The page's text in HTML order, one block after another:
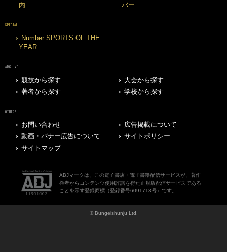
内
バー
SPECIAL
Number SPORTS OF THE
YEAR
ARCHIVE
競技から探す
大会から探す
著者から探す
学校から探す
OTHERS
お問い合わせ
広告掲載について
動画・バナー広告について
サイトポリシー
サイトマップ
ABJマークは、この電子書店・電子書籍配信サービスが、著作
権者からコンテンツ使用許諾を得た正規版配信サービスである
ことを示す登録商標（登録番号6091713号）です。
© Bungeishunju Ltd.